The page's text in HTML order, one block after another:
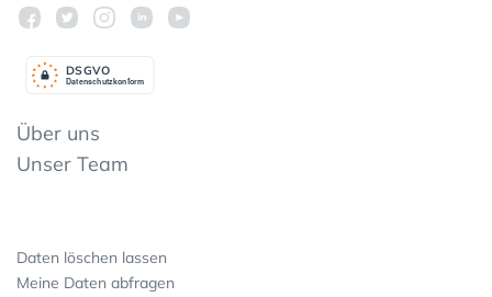
Datenschutzkonform
DSGVO
Über uns
Unser Team
Daten löschen lassen
Meine Daten abfragen